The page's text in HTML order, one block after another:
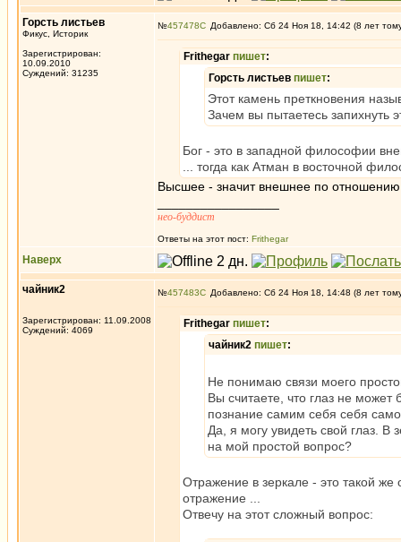
Горсть листьев
Фикус, Историк
Зарегистрирован:
10.09.2010
Суждений: 31235
№457478 Добавлено: Сб 24 Ноя 18, 14:42 (8 лет
Frithegar пишет:
Горсть листьев пишет:
Этот камень преткновения
Зачем вы пытаетесь запихнуть
Бог - это в западной философии
... тогда как Атман в восточной
Высшее - значит внешнее по
нео-буддист
Ответы на этот пост: Frithegar
Наверх
чайник2
Зарегистрирован: 11.09.2008
Суждений: 4069
№457483 Добавлено: Сб 24 Ноя 18, 14:48 (8 лет
Frithegar пишет:
чайник2 пишет:
Не понимаю связи моего
Вы считаете, что глаз не
познание самим себя себя
Да, я могу увидеть свой глаз. В
на мой простой вопрос?
Отражение в зеркале - это такой же
отражение ...
Отвечу на этот сложный вопрос: